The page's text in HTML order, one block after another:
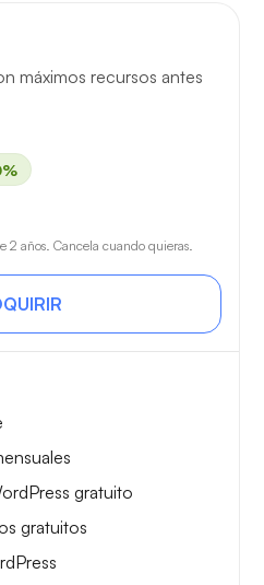
máximos recursos antes
2 años. Cancela cuando quieras.
gratuito
gratuitos